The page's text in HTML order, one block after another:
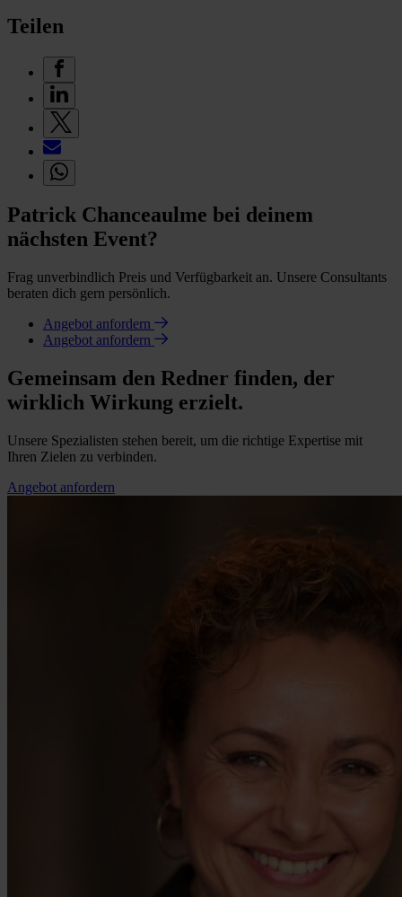
Teilen
Patrick Chanceaulme bei deinem
nächsten Event?
Frag unverbindlich Preis und Verfügbarkeit an. Unsere Consultants
beraten dich gern persönlich.
Angebot anfordern
Angebot anfordern
Gemeinsam den Redner finden, der
wirklich Wirkung erzielt.
Unsere Spezialisten stehen bereit, um die richtige Expertise mit
Ihren Zielen zu verbinden.
Angebot anfordern